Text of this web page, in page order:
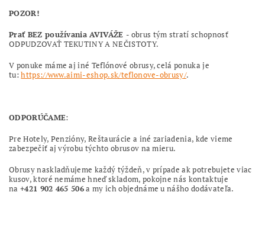
POZOR!
Prať BEZ používania AVIVÁŽE - obrus tým stratí schopnosť
ODPUDZOVAŤ TEKUTINY A NEČISTOTY.
V ponuke máme aj iné Teflónové obrusy, celá ponuka je
tu:https://www.aimi-eshop.sk/teflonove-obrusy/.
ODPORÚČAME:
Pre Hotely, Penzióny, Reštaurácie a iné zariadenia, kde vieme
zabezpečiť aj výrobu týchto obrusov na mieru.
Obrusy naskladňujeme každý týždeň, v prípade ak potrebujete viac
kusov, ktoré nemáme hneď skladom, pokojne nás kontaktuje
na +421 902 465 506a my ich objednáme u nášho dodávateľa.